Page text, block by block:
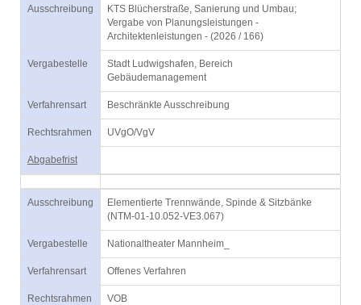
Ausschreibung
KTS Blücherstraße, Sanierung und Umbau;
Vergabe von Planungsleistungen -
Architektenleistungen - (2026 / 166)
Vergabestelle
Stadt Ludwigshafen, Bereich
Gebäudemanagement
Verfahrensart Beschränkte Ausschreibung
Rechtsrahmen UVgO/VgV
Abgabefrist
Ausschreibung
Elementierte Trennwände, Spinde & Sitzbänke
(NTM-01-10.052-VE3.067)
Vergabestelle Nationaltheater Mannheim_
Verfahrensart Offenes Verfahren
Rechtsrahmen VOB